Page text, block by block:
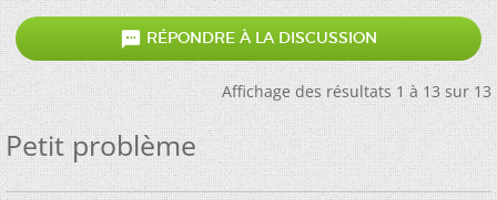
 RÉPONDRE À LA DISCUSSION
Affichage des résultats 1 à 13 sur 13
Petit problème